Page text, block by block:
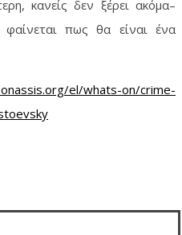
κανείς δεν ξέρει ακόμα–
πως θα είναι ένα
el/whats-on/crime-